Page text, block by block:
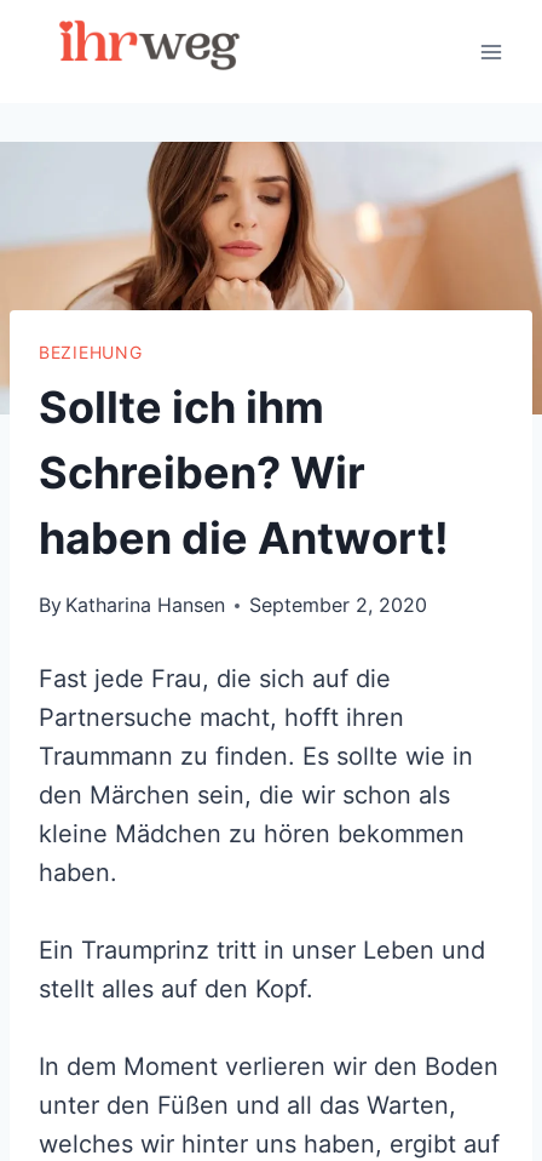
BEZIEHUNG
Sollte ich ihm
Schreiben? Wir
haben die Antwort!
By Katharina Hansen September 2, 2020
Fast jede Frau, die sich auf die
Partnersuche macht, hofft ihren
Traummann zu finden. Es sollte wie in
den Märchen sein, die wir schon als
kleine Mädchen zu hören bekommen
haben.
Ein Traumprinz tritt in unser Leben und
stellt alles auf den Kopf.
In dem Moment verlieren wir den Boden
unter den Füßen und all das Warten,
welches wir hinter uns haben, ergibt auf